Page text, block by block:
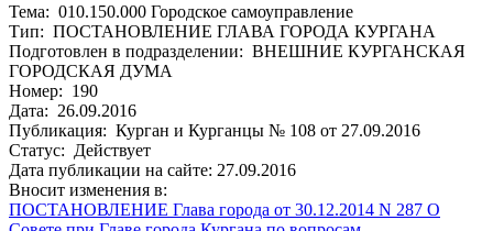
Тема: 010.150.000 Городское самоуправление
Тип: ПОСТАНОВЛЕНИЕ ГЛАВА ГОРОДА КУРГАНА
Подготовлен в подразделении: ВНЕШНИЕ КУРГАНСКАЯ
ГОРОДСКАЯ ДУМА
Номер: 190
Дата: 26.09.2016
Публикация: Курган и Курганцы № 108 от 27.09.2016
Статус: Действует
Дата публикации на сайте: 27.09.2016
Вносит изменения в:
ПОСТАНОВЛЕНИЕ Глава города от 30.12.2014 N 287 О